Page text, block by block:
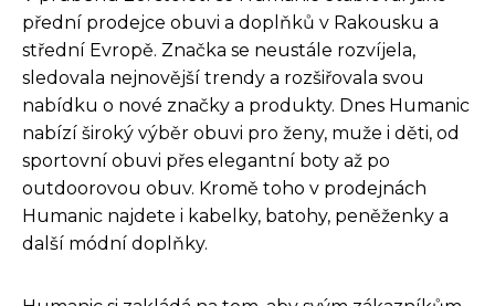
přední prodejce obuvi a doplňků v Rakousku a
střední Evropě. Značka se neustále rozvíjela,
sledovala nejnovější trendy a rozšiřovala svou
nabídku o nové značky a produkty. Dnes Humanic
nabízí široký výběr obuvi pro ženy, muže i děti, od
sportovní obuvi přes elegantní boty až po
outdoorovou obuv. Kromě toho v prodejnách
Humanic najdete i kabelky, batohy, peněženky a
další módní doplňky.